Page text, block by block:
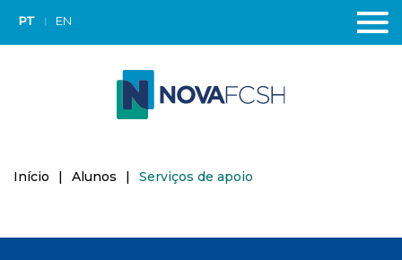
PT EN
Início | Alunos | Serviços de apoio